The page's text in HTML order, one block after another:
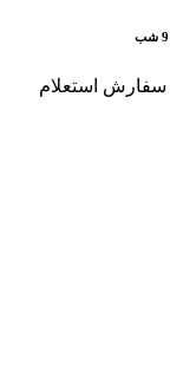
سفارش استعلام